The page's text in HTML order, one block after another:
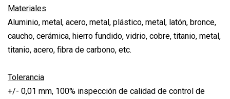
Materiales
Aluminio, metal, acero, metal, plástico, metal, latón, bronce,
caucho, cerámica, hierro fundido, vidrio, cobre, titanio, metal,
titanio, acero, fibra de carbono, etc.
Tolerancia
+/- 0,01 mm, 100% inspección de calidad de control de